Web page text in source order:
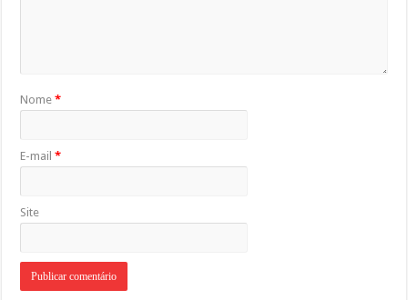
Nome*
E-mail*
Site